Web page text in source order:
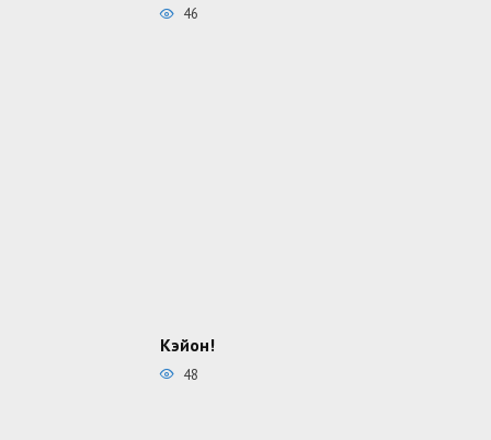
46
Кэйон!
48